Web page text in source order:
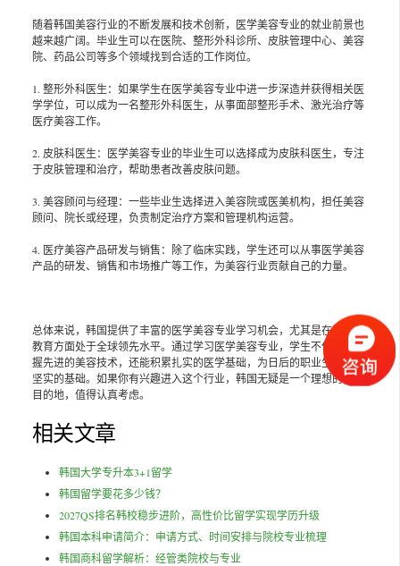
随着韩国美容行业的不断发展和技术创新，医学美容专业的就业前景也
越来越广阔。毕业生可以在医院、整形外科诊所、皮肤管理中心、美容
院、药品公司等多个领域找到合适的工作岗位。
1. 整形外科医生：如果学生在医学美容专业中进一步深造并获得相关医
学学位，可以成为一名整形外科医生，从事面部整形手术、激光治疗等
医疗美容工作。
2. 皮肤科医生：医学美容专业的毕业生可以选择成为皮肤科医生，专注
于皮肤管理和治疗，帮助患者改善皮肤问题。
3. 美容顾问与经理：一些毕业生选择进入美容院或医美机构，担任美容
顾问、院长或经理，负责制定治疗方案和管理机构运营。
4. 医疗美容产品研发与销售：除了临床实践，学生还可以从事医学美容
产品的研发、销售和市场推广等工作，为美容行业贡献自己的力量。
总体来说，韩国提供了丰富的医学美容专业学习机会，尤其是在技术和
教育方面处于全球领先水平。通过学习医学美容专业，学生不仅可以掌
握先进的美容技术，还能积累扎实的医学基础，为日后的职业生涯奠定
坚实的基础。如果你有兴趣进入这个行业，韩国无疑是一个理想的留学
目的地，值得认真考虑。
相关文章
韩国大学专升本3+1留学
韩国留学要花多少钱？
2027QS排名韩校稳步进阶，高性价比留学实现学历升级
韩国本科申请简介：申请方式、时间安排与院校专业梳理
韩国商科留学解析：经管类院校与专业